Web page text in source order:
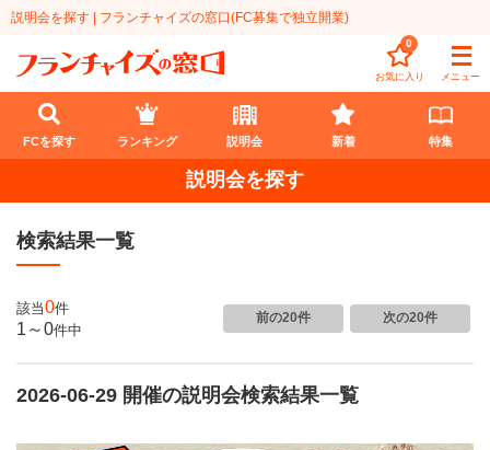
説明会を探す | フランチャイズの窓口(FC募集で独立開業)
お気に入り
0
メニュー
FCを探す
業種
代理店業
飲食・菓子業
開業資金
101万円～300万円
301万円～500万円
北海道
東北
ランキング
FCを探す ランキング 説明会 新着 特集
説明会を探す
検索結果一覧
該当0件
1～0件中
前の20件 次の20件
2026-06-29 開催の説明会検索結果一覧